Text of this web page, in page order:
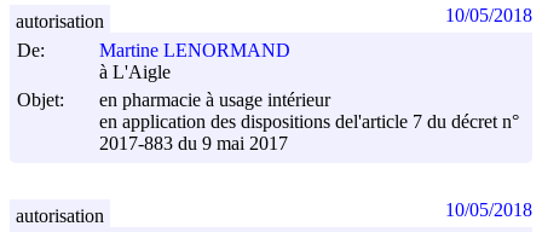
De:
Martine LENORMAND
à L'Aigle
Objet:
en pharmacie à usage intérieur
en application des dispositions del'article 7 du décret n°
2017-883 du 9 mai 2017
autorisation 10/05/2018
autorisation 10/05/2018